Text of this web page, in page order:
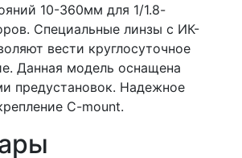
10-360мм для 1/1.8-
Специальные линзы с ИК-
вести круглосуточное
Данная модель оснащена
предустановок. Надежное
C-mount.